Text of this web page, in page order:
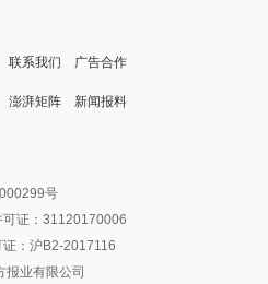
联系我们 广告合作
澎湃矩阵
公众号
抖音号
开放平台
新闻报料
号
证：31120170006
：沪B2-2017116
报业有限公司